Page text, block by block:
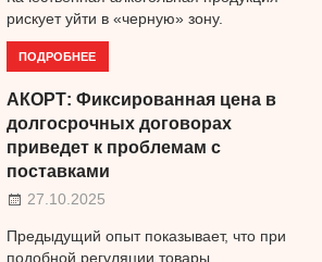
рискует уйти в «черную» зону.
ПОДРОБНЕЕ
АКОРТ: Фиксированная цена в
долгосрочных договорах
приведет к проблемам с
поставками
27.10.2025
Предыдущий опыт показывает, что при
подобной регуляции товары